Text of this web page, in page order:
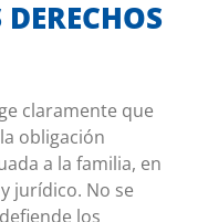
claramente que
obligación
a la familia, en
jurídico. No se
los